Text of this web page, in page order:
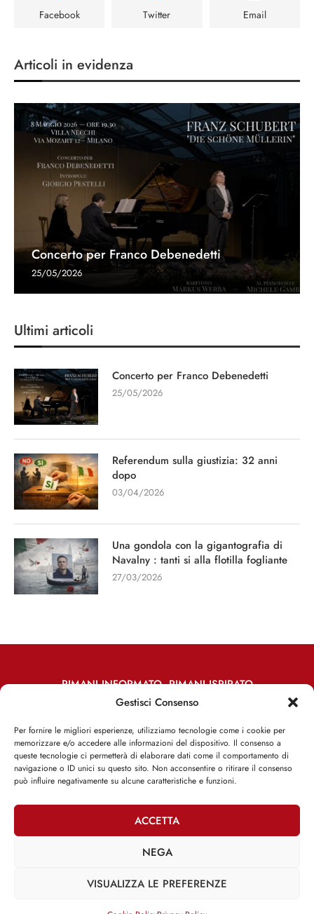
Gestisci Consenso
Per fornire le migliori esperienze, utilizziamo tecnologie come i cookie per
memorizzare e/o accedere alle informazioni del dispositivo. Il consenso a
queste tecnologie ci permetterà di elaborare dati come il comportamento di
navigazione o ID unici su questo sito. Non acconsentire o ritirare il consenso
può influire negativamente su alcune caratteristiche e funzioni.
ACCETTA
NEGA
VISUALIZZA LE PREFERENZE
Facebook Twitter Email
Articoli in evidenza
Concerto per Franco Debenedetti
25/05/2026
Ultimi articoli
Concerto per Franco Debenedetti
25/05/2026
Referendum sulla giustizia: 32 anni
dopo
03/04/2026
Una gondola con la gigantografia di
Navalny : tanti si alla flotilla fogliante
27/03/2026
RIMANI INFORMATO, RIMANI ISPIRATO
Iscriviti alla Newsletter
ISCRIVITI ADESSO
Facebook Twitter Email
– Cookie Policy